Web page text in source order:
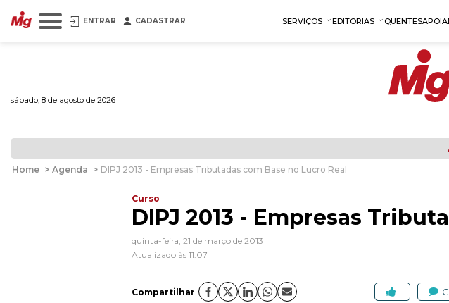
ENTRAR CADASTRAR SERVIÇOS EDITORIAS QUENTES
sábado, 8 de agosto de 2026
Home > Agenda > DIPJ 2013 - Empresas Tributadas com Base no Lucro Real
Curso
DIPJ 2013 - Empresas
quinta-feira, 21 de março de 2013
Atualizado às 11:07
Compartilhar